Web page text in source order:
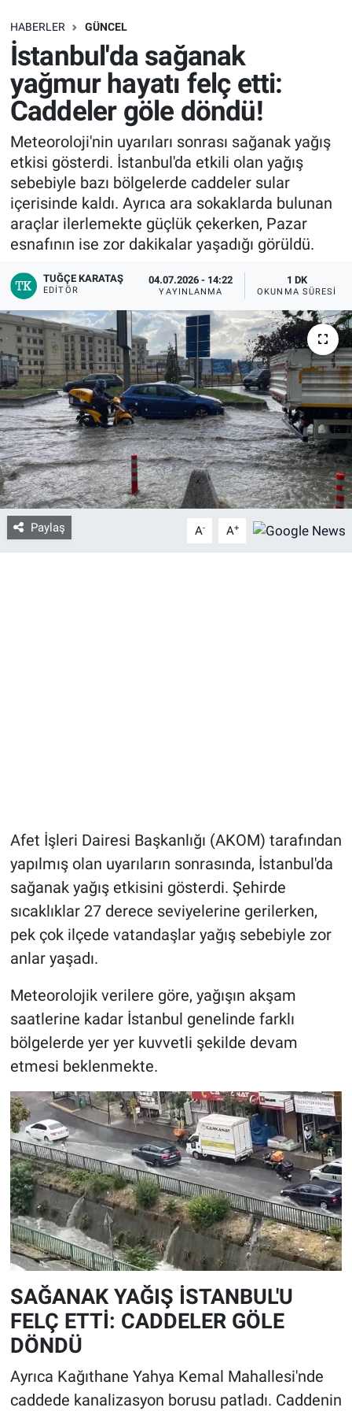
HABERLER GÜNCEL
İstanbul'da sağanak
yağmur hayatı felç etti:
Caddeler göle döndü!
Meteoroloji'nin uyarıları sonrası sağanak yağış
etkisi gösterdi. İstanbul'da etkili olan yağış
sebebiyle bazı bölgelerde caddeler sular
içerisinde kaldı. Ayrıca ara sokaklarda bulunan
araçlar ilerlemekte güçlük çekerken, Pazar
esnafının ise zor dakikalar yaşadığı görüldü.
TUĞÇE KARATAŞ
EDITÖR
04.07.2026 - 14:22
YAYINLANMA
1 DK
OKUNMA SÜRESI
Paylaş A- A+
Afet İşleri Dairesi Başkanlığı (AKOM) tarafından
yapılmış olan uyarıların sonrasında, İstanbul'da
sağanak yağış etkisini gösterdi. Şehirde
sıcaklıklar 27 derece seviyelerine gerilerken,
pek çok ilçede vatandaşlar yağış sebebiyle zor
anlar yaşadı.
Meteorolojik verilere göre, yağışın akşam
saatlerine kadar İstanbul genelinde farklı
bölgelerde yer yer kuvvetli şekilde devam
etmesi beklenmekte.
SAĞANAK YAĞIŞ İSTANBUL'U
FELÇ ETTİ: CADDELER GÖLE
DÖNDÜ
Ayrıca Kağıthane Yahya Kemal Mahallesi'nde
caddede kanalizasyon borusu patladı. Caddenin
SAĞLIK
EKONOMİ
EĞİTİM
ÖZEL HABER
Keşfet
ASTROLOJİ
MANŞET
RESMİ İLANLAR
İLAN
Bize ulaşın
İletişim/Künye
Yaşam
Gözden Kaçmasın